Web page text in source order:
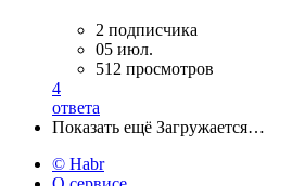
2 подписчика
05 июл.
512 просмотров
4
ответа
Показать ещё Загружается…
© Habr